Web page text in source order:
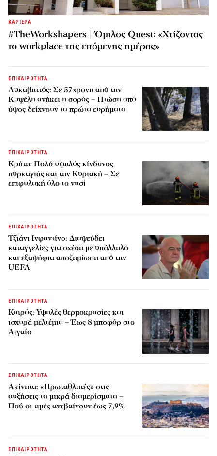
ΚΑΡΙΕΡΑ
#TheWorkshapers | Όμιλος Quest: «Χτίζοντας
το workplace της επόμενης ημέρας»
ΕΠΙΚΑΙΡΟΤΗΤΑ
Λυκαβηττός: Σε 57χρονη από την
Κυψέλη ανήκει η σορός – Πτώση από
ύψος δείχνουν τα πρώτα ευρήματα
ΕΠΙΚΑΙΡΟΤΗΤΑ
Κρήτη: Πολύ υψηλός κίνδυνος
πυρκαγιάς και την Κυριακή – Σε
επιφυλακή όλο το νησί
ΕΠΙΚΑΙΡΟΤΗΤΑ
Τζιάνι Ινφαντίνο: Διαψεύδει
καταγγελίες για σχέση με υπάλληλο
και εξαψήφια αποζημίωση από την
UEFA
ΕΠΙΚΑΙΡΟΤΗΤΑ
Καιρός: Υψηλές θερμοκρασίες και
ισχυρά μελτέμια – Έως 8 μποφόρ στο
Αιγαίο
ΕΠΙΚΑΙΡΟΤΗΤΑ
Ακίνητα: «Πρωταθλητές» στις
αυξήσεις τα μικρά διαμερίσματα –
Πού οι τιμές ανεβαίνουν έως 7,9%
ΕΠΙΚΑΙΡΟΤΗΤΑ